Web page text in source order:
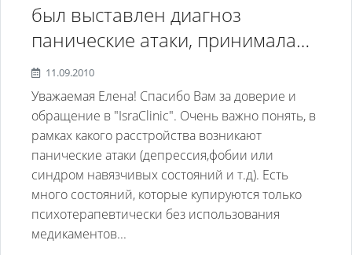
был выставлен диагноз
панические атаки, принимала
амитриптилин повысился
пролоктин эффекта не было.
затем пролечилась эглонилом
клоназепам н\н без результата
затем азафен с атараксом в
течении месяца без улучшения
прошу у ВАС совета с
уважением, Елена
11.09.2010
Уважаемая Елена! Спасибо Вам за доверие и
обращение в "IsraClinic". Очень важно понять, в
рамках какого расстройства возникают
панические атаки (депрессия,фобии или
синдром навязчивых состояний и т.д). Есть
много состояний, которые купируются только
психотерапевтически без использования
медикаментов...